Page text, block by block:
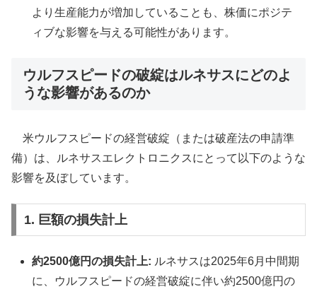
より生産能力が増加していることも、株価にポジテ
ィブな影響を与える可能性があります。
ウルフスピードの破綻はルネサスにどのよ
うな影響があるのか
米ウルフスピードの経営破綻（または破産法の申請準
備）は、ルネサスエレクトロニクスにとって以下のような
影響を及ぼしています。
1. 巨額の損失計上
約2500億円の損失計上: ルネサスは2025年6月中間期
に、ウルフスピードの経営破綻に伴い約2500億円の